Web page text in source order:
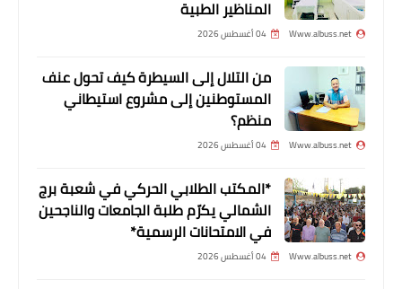
الأخبار التقنية
"Winamp".. أيقونة الموسيقى يعود من
جديد ويجهز مفاجأة لعشاقه
المناظير الطبية
Www.albuss.net 04 أغسطس 2026
من التلال إلى السيطرة كيف تحول عنف
المستوطنين إلى مشروع استيطاني
منظم؟
Www.albuss.net 04 أغسطس 2026
*المكتب الطلابي الحركي في شعبة برج
الشمالي يكرّم طلبة الجامعات والناجحين
في الامتحانات الرسمية*
Www.albuss.net 04 أغسطس 2026